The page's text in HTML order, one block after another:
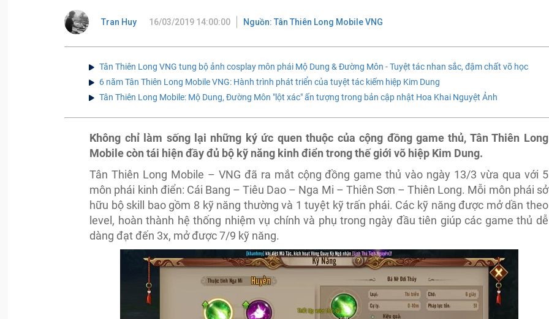
Tran Huy 16/03/2019 14:00:00 Nguồn: Tân Thiên Long Mobile VNG
Tân Thiên Long VNG tung bộ ảnh cosplay môn phái Mộ Dung & Đường Môn - Tuyệt tác nhan sắc, đậm chất võ học
6 năm Tân Thiên Long Mobile VNG: Hành trình phát triển của tuyệt tác kiếm hiệp Kim Dung
Tân Thiên Long Mobile: Mộ Dung, Đường Môn "lột xác" ấn tượng trong bản cập nhật Hoa Khai Nguyệt Ảnh
Không chỉ làm sống lại những ký ức quen thuộc của cộng đồng game thủ, Tân Thiên Long
Mobile còn tái hiện đầy đủ bộ kỹ năng kinh điển trong thế giới võ hiệp Kim Dung.
Tân Thiên Long Mobile – VNG đã ra mắt cộng đồng game thủ vào ngày 13/3 vừa qua với 5
môn phái kinh điển: Cái Bang – Tiêu Dao – Nga Mi – Thiên Sơn – Thiên Long. Mỗi môn phái sở
hữu bộ skill bao gồm 8 kỹ năng thường và 1 tuyệt kỹ trấn phái. Các kỹ năng được mở dần theo
level, hoàn thành hệ thống nhiệm vụ chính và phụ trong ngày đầu tiên giúp các game thủ dễ
dàng đạt đến 3x, mở được 7/9 kỹ năng.